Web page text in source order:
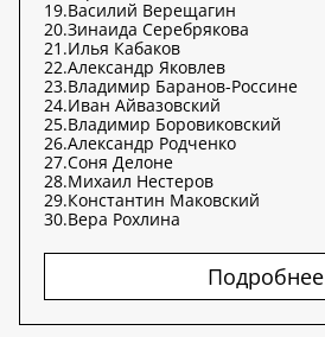
19.Василий Верещагин
20.Зинаида Серебрякова
21.Илья Кабаков
22.Александр Яковлев
23.Владимир Баранов-Россине
24.Иван Айвазовский
25.Владимир Боровиковский
26.Александр Родченко
27.Соня Делоне
28.Михаил Нестеров
29.Константин Маковский
30.Вера Рохлина
Подробнее